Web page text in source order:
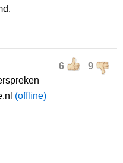
6 9
(offline)